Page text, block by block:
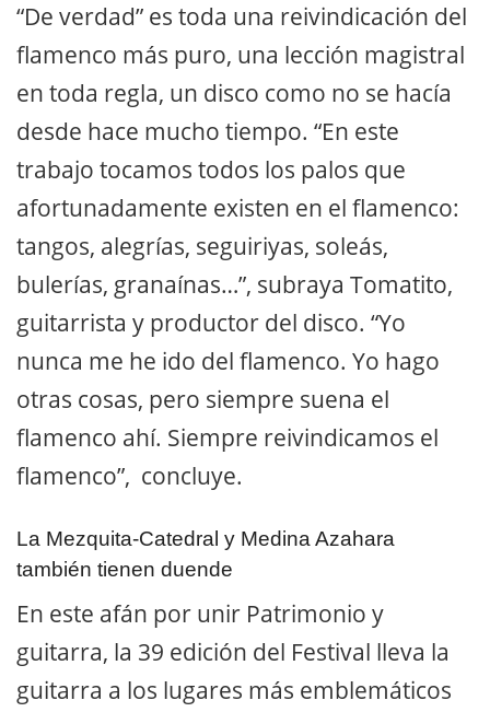
“De verdad” es toda una reivindicación del
flamenco más puro, una lección magistral
en toda regla, un disco como no se hacía
desde hace mucho tiempo. “En este
trabajo tocamos todos los palos que
afortunadamente existen en el flamenco:
tangos, alegrías, seguiriyas, soleás,
bulerías, granaínas…”, subraya Tomatito,
guitarrista y productor del disco. “Yo
nunca me he ido del flamenco. Yo hago
otras cosas, pero siempre suena el
flamenco ahí. Siempre reivindicamos el
flamenco”, concluye.
La Mezquita-Catedral y Medina Azahara
también tienen duende
En este afán por unir Patrimonio y
guitarra, la 39 edición del Festival lleva la
guitarra a los lugares más emblemáticos